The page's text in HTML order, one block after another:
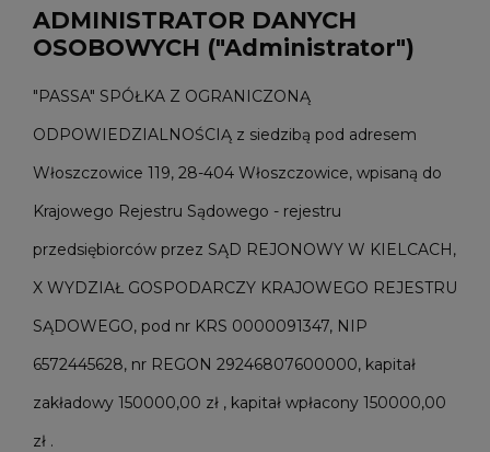
ADMINISTRATOR DANYCH
OSOBOWYCH ("Administrator")
"PASSA" SPÓŁKA Z OGRANICZONĄ
ODPOWIEDZIALNOŚCIĄ z siedzibą pod adresem
Włoszczowice 119, 28-404 Włoszczowice, wpisaną do
Krajowego Rejestru Sądowego - rejestru
przedsiębiorców przez SĄD REJONOWY W KIELCACH,
X WYDZIAŁ GOSPODARCZY KRAJOWEGO REJESTRU
SĄDOWEGO, pod nr KRS 0000091347, NIP
6572445628, nr REGON 29246807600000, kapitał
zakładowy 150000,00 zł , kapitał wpłacony 150000,00
zł .